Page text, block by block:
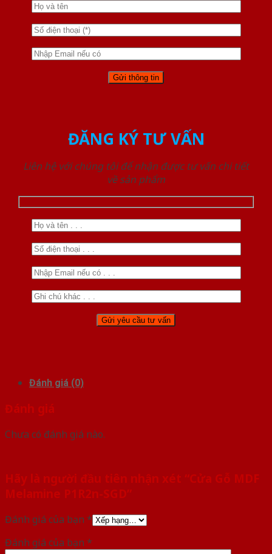
ĐĂNG KÝ TƯ VẤN
Liên hệ với chúng tôi để nhận được tư vấn chi tiết
về sản phẩm
Đánh giá (0)
Đánh giá
Chưa có đánh giá nào.
Hãy là người đầu tiên nhận xét “Cửa Gỗ MDF
Melamine P1R2n-SGD”
Đánh giá của bạn *
Đánh giá của bạn *